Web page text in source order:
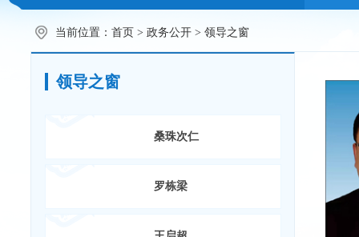
当前位置： 首页 > 政务公开 > 领导之窗
领导之窗
桑珠次仁
罗栋梁